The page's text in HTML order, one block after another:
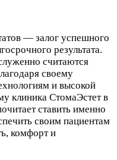
— залог успешного
результата.
считаются
своему
и высокой
клиника СтомаЭстет в
ставить именно
своим пациентам
комфорт и